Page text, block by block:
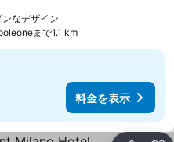
なデザイン
まで1.1 km
料金を表示